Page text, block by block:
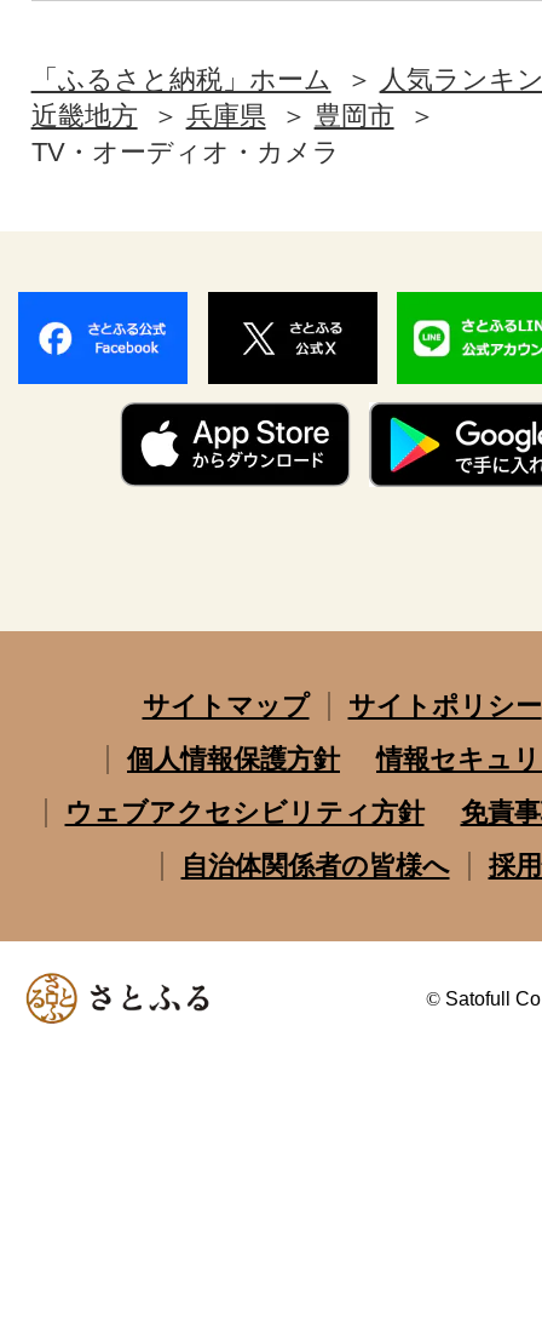
「ふるさと納税」ホーム
人気ランキ
近畿地方
兵庫県
豊岡市
TV・オーディオ・カメラ
サイトマップ
サイトポリシー
個人情報保護方針
情報セキュ
ウェブアクセシビリティ方針
免責
自治体関係者の皆様へ
採
© Satofull